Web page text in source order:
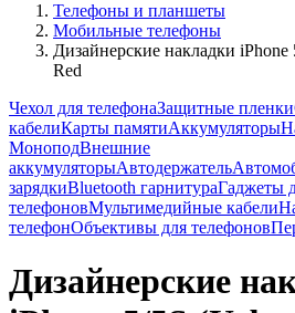
Телефоны и планшеты
Мобильные телефоны
Дизайнерские накладки
Red
Чехол для телефонаЗащитные пленки
кабелиКарты памятиАккумуляторы
МоноподВнешние
аккумуляторыАвтодержатель
зарядкиBluetooth гарнитураГаджеты
телефоновМультимедийные кабели
телефонОбъективы для телефонов
Дизайнерские